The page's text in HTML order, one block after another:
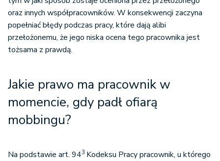
oraz innych współpracowników. W konsekwencji zaczyna
popełniać błędy podczas pracy, które dają alibi
przełożonemu, że jego niska ocena tego pracownika jest
tożsama z prawdą.
Jakie prawo ma pracownik w
momencie, gdy padł ofiarą
mobbingu?
Na podstawie art. 943 Kodeksu Pracy pracownik, u którego